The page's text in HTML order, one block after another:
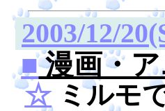
2003/12/
■漫画・
☆ミルモ